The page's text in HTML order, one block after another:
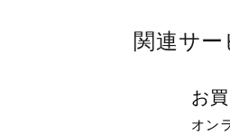
関連サー
お
オン